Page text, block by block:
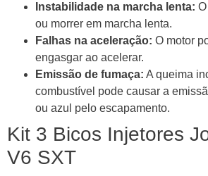
Instabilidade na marcha lenta:
ou morrer em marcha lenta.
Falhas na aceleração: O motor
engasgar ao acelerar.
Emissão de fumaça: A queima
combustível pode causar a
ou azul pelo escapamento.
Kit 3 Bicos Injetores
V6 SXT